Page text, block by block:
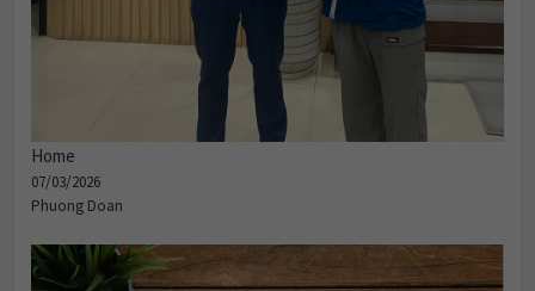
Home
07/03/2026
Phuong Doan